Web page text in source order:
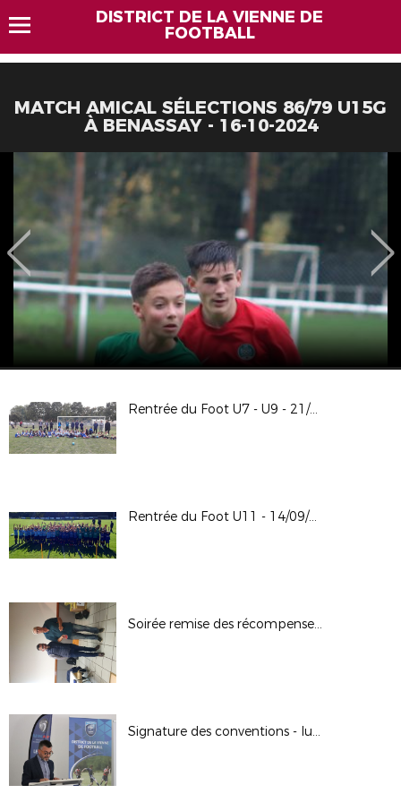
DISTRICT DE LA VIENNE DE
FOOTBALL
MATCH AMICAL SÉLECTIONS 86/79 U15G
À BENASSAY - 16-10-2024
Rentrée du Foot U7 - U9 - 21/09/2024
Rentrée du Foot U11 - 14/09/2024
Soirée remise des récompenses 13-09-2024 à Bonnes
Signature des conventions - lutte contre les violences dans les stades // 02.09.2024 à Poitiers